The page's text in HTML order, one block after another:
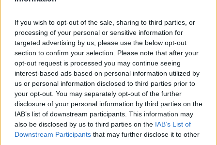
If you wish to opt-out of the sale, sharing to third parties, or
processing of your personal or sensitive information for
targeted advertising by us, please use the below opt-out
section to confirm your selection. Please note that after your
opt-out request is processed you may continue seeing
interest-based ads based on personal information utilized by
us or personal information disclosed to third parties prior to
your opt-out. You may separately opt-out of the further
disclosure of your personal information by third parties on the
IAB’s list of downstream participants. This information may
also be disclosed by us to third parties on the IAB’s List of
Downstream Participants that may further disclose it to other
Emoção com o Grupo de Fados da Faculdade de
Engenharia da Universidade do Porto no escadório
do Santuário